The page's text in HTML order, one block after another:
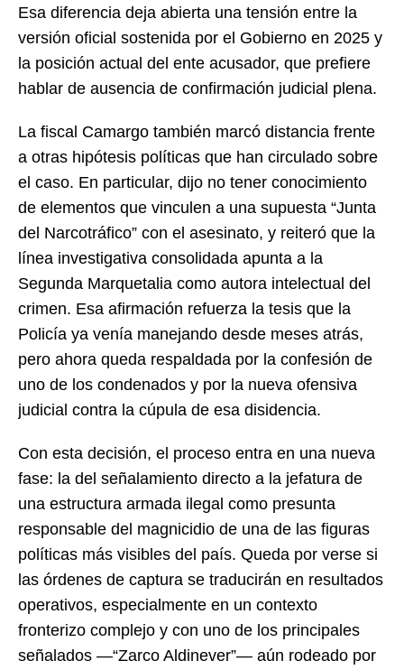
Esa diferencia deja abierta una tensión entre la
versión oficial sostenida por el Gobierno en 2025 y
la posición actual del ente acusador, que prefiere
hablar de ausencia de confirmación judicial plena.
La fiscal Camargo también marcó distancia frente
a otras hipótesis políticas que han circulado sobre
el caso. En particular, dijo no tener conocimiento
de elementos que vinculen a una supuesta “Junta
del Narcotráfico” con el asesinato, y reiteró que la
línea investigativa consolidada apunta a la
Segunda Marquetalia como autora intelectual del
crimen. Esa afirmación refuerza la tesis que la
Policía ya venía manejando desde meses atrás,
pero ahora queda respaldada por la confesión de
uno de los condenados y por la nueva ofensiva
judicial contra la cúpula de esa disidencia.
Con esta decisión, el proceso entra en una nueva
fase: la del señalamiento directo a la jefatura de
una estructura armada ilegal como presunta
responsable del magnicidio de una de las figuras
políticas más visibles del país. Queda por verse si
las órdenes de captura se traducirán en resultados
operativos, especialmente en un contexto
fronterizo complejo y con uno de los principales
señalados —“Zarco Aldinever”— aún rodeado por